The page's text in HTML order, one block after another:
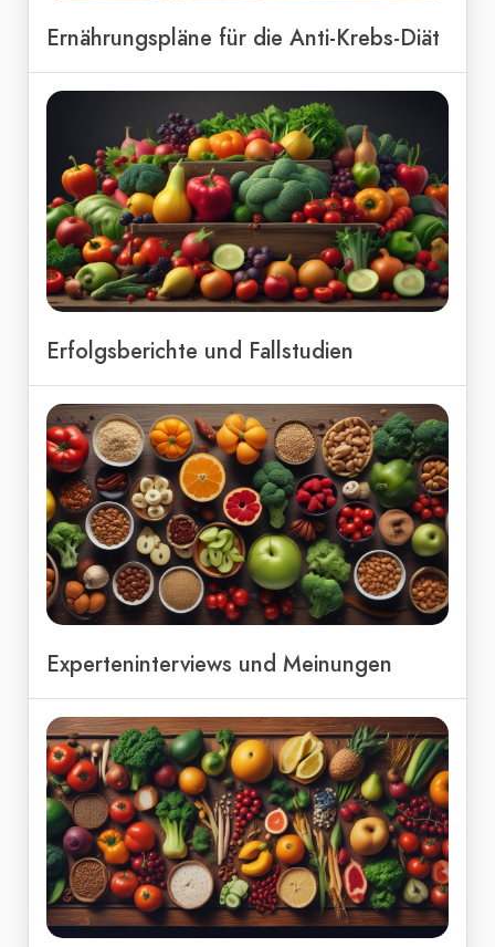
Ernährungspläne für die Anti-Krebs-Diät
Erfolgsberichte und Fallstudien
Experteninterviews und Meinungen